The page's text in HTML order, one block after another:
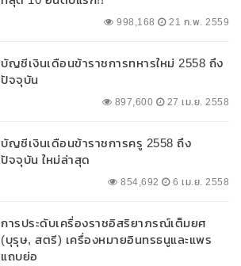
998,168 21 ก.พ. 2559
บัญชีเงินเดือนข้าราชการทหารใหม่ 2558 ถึง
ปัจจุบัน
897,600 27 เม.ย. 2558
บัญชีเงินเดือนข้าราชการครู 2558 ถึง
ปัจจุบัน ใหม่ล่าสุด
854,692 6 เม.ย. 2558
การประดับเครื่องราชอิสริยาภรณ์เต็มยศ
(บุรุษ, สตรี) เครื่องหมายอินทรธนูและแพร
แถบย่อ